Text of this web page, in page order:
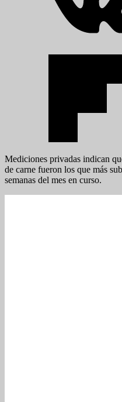
Mediciones privadas indican
de carne fueron los que más
semanas del mes en curso.